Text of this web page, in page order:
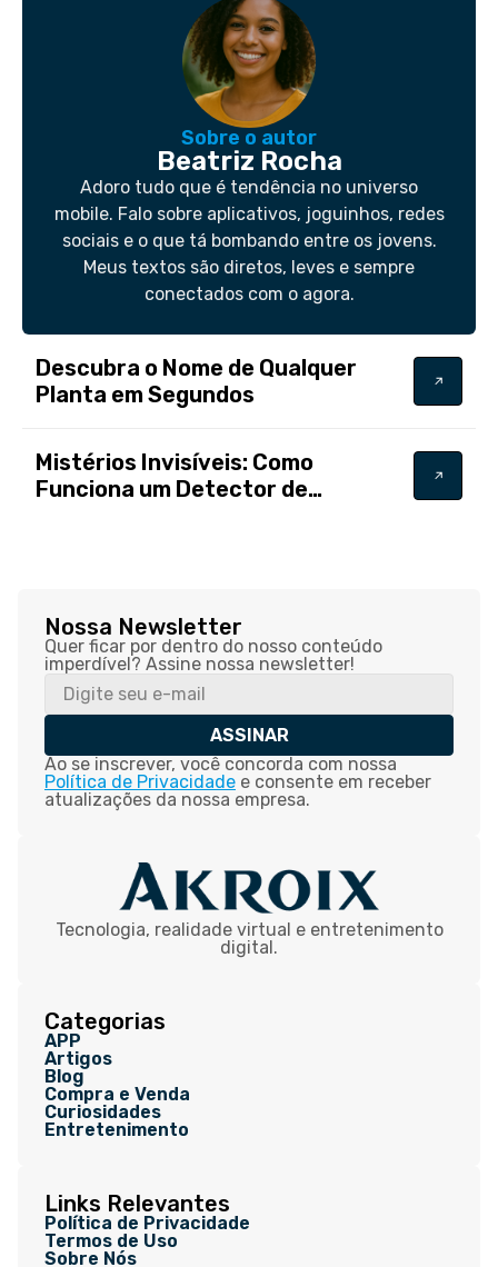
Sobre o autor
Beatriz Rocha
Adoro tudo que é tendência no universo
mobile. Falo sobre aplicativos, joguinhos, redes
sociais e o que tá bombando entre os jovens.
Meus textos são diretos, leves e sempre
conectados com o agora.
Descubra o Nome de Qualquer
Planta em Segundos
Mistérios Invisíveis: Como
Funciona um Detector de
Nossa Newsletter
Quer ficar por dentro do nosso conteúdo
imperdível? Assine nossa newsletter!
ASSINAR
Ao se inscrever, você concorda com nossa
Política de Privacidade e consente em receber
atualizações da nossa empresa.
Tecnologia, realidade virtual e entretenimento
digital.
Categorias
APP
Artigos
Blog
Compra e Venda
Curiosidades
Entretenimento
Links Relevantes
Política de Privacidade
Termos de Uso
Sobre Nós